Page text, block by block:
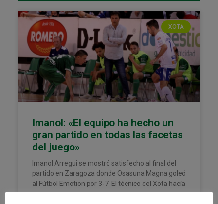
XOTA
Imanol: «El equipo ha hecho un
gran partido en todas las facetas
del juego»
Imanol Arregui se mostró satisfecho al final del
partido en Zaragoza donde Osasuna Magna goleó
al Fútbol Emotion por 3-7. El técnico del Xota hacía